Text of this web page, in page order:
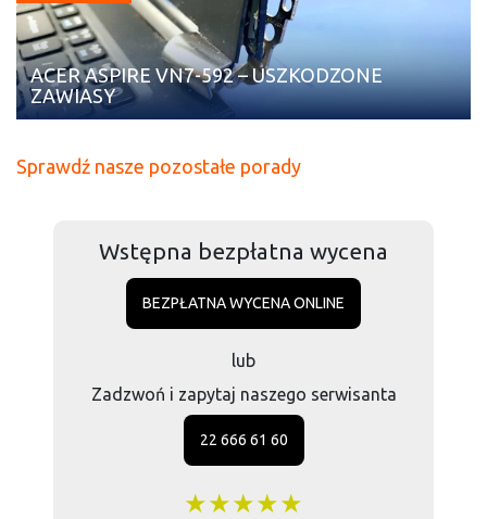
ACER ASPIRE VN7-592 – USZKODZONE
ZAWIASY
Sprawdź nasze pozostałe porady
Wstępna bezpłatna wycena
BEZPŁATNA WYCENA ONLINE
lub
Zadzwoń i zapytaj naszego serwisanta
22 666 61 60
★★★★★